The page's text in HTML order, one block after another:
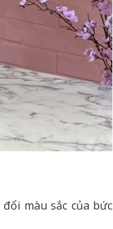
màu sắc của bức